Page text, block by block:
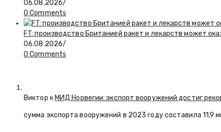
06.08.2026/
0 Comments
FT: производство Британией ракет и лекарств может
06.08.2026/
0 Comments
Виктор кМИД Норвегии: экспорт вооружений достиг
сумма экспорта вооружений в 2023 году составила 11,9